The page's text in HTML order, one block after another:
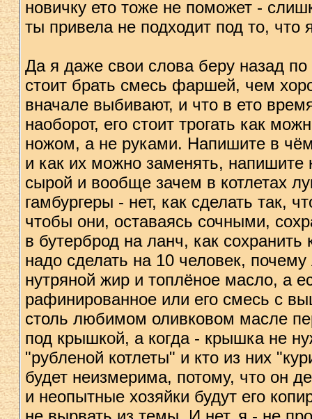
новичку ето тоже не поможет -
ты привела не подходит под то, что
Да я даже свои слова беру назад
стоит брать смесь фаршей, чем
вначале выбивают, и что в ето
наоборот, его стоит трогать как
ножом, а не руками. Напишите в
и как их можно заменять, напишите
сырой и вообще зачем в котлетах
гамбургеры - нет, как сделать так,
чтобы они, оставаясь сочными,
в бутерброд на ланч, как сохранить
надо сделать на 10 человек,
нутряной жир и топлёное масло, а
рафинированное или его смесь с
столь любимом оливковом масле
под крышкой, а когда - крышка не
"рубленой котлеты" и кто из них
будет неизмерима, потому, что он
и неопытные хозяйки будут его